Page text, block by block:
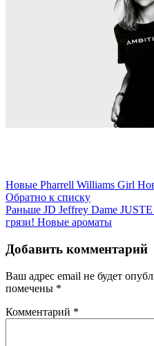
Новые Pharrell Williams Girl
Обратно к списку
Раньше JD Jeffrey Dame
грязи! Новые ароматы
Добавить комментарий
Ваш адрес email не будет
помечены *
Комментарий *